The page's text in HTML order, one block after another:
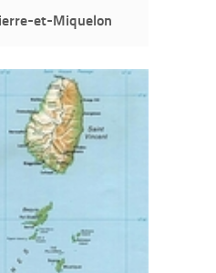
et-Miquelon